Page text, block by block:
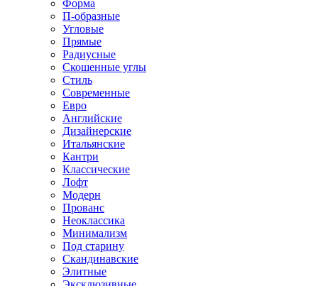
Форма
П-образные
Угловые
Прямые
Радиусные
Скошенные углы
Стиль
Современные
Евро
Английские
Дизайнерские
Итальянские
Кантри
Классические
Лофт
Модерн
Прованс
Неоклассика
Минимализм
Под старину
Скандинавские
Элитные